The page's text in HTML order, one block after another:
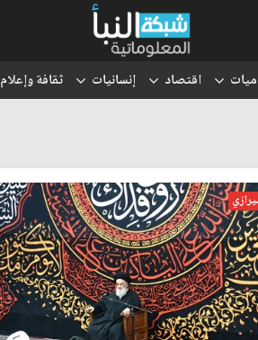
اقتصاد إنسانيات ثقافة وإعلام